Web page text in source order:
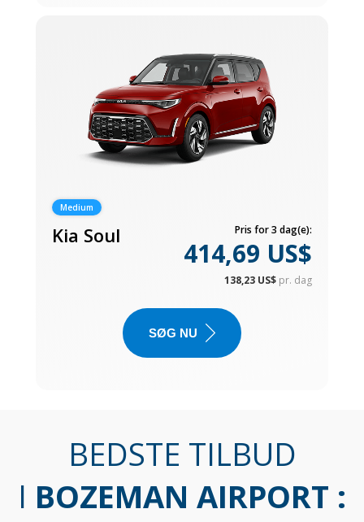
Medium
Kia Soul Pris for 3 dag(e):
414,69 US$
138,23 US$ pr. dag
SØG NU
BEDSTE TILBUD
I BOZEMAN AIRPORT :